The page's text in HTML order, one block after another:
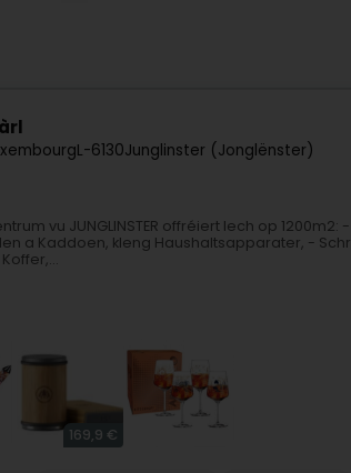
L-6130Junglinster (Jonglënster)
vu JUNGLINSTER offréiert Iech op 1200m2: -
a Kaddoen, kleng Haushaltsapparater, -
169,9 €